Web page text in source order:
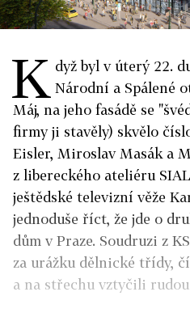
K dyž byl v úterý 22.
Národní a Spálené
Máj, na jeho fasádě se
firmy ji stavěly) skvělo
Eisler, Miroslav Masák a
z libereckého ateliéru
ještědské televizní věže
jednoduše říct, že jde o
dům v Praze. Soudruzi z
za urážku dělnické třídy,
a na střechu vztyčili rudou